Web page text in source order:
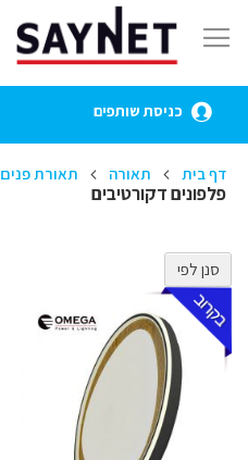
to
Content
כניסת שותפים
דף בית תאורה תאורת פנים
פלפונים דקורטיבים
סנן לפי